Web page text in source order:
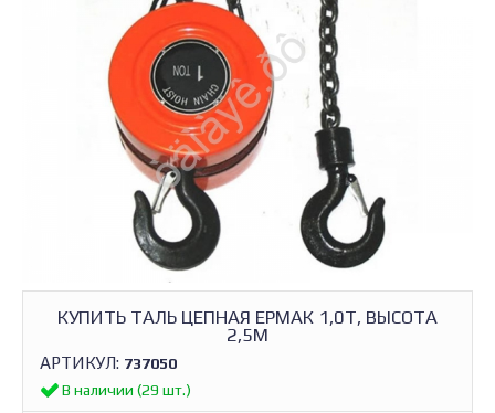
КУПИТЬ ТАЛЬ ЦЕПНАЯ ЕРМАК 1,0Т, ВЫСОТА
2,5М
АРТИКУЛ: 737050
В наличии (29 шт.)